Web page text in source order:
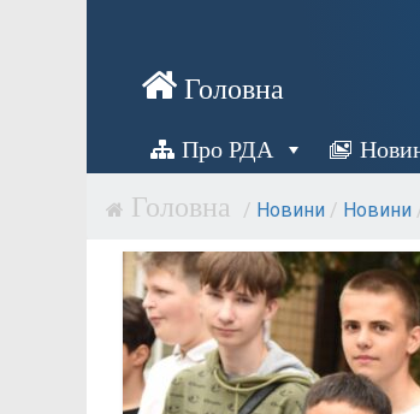
Про РДА
/ Новини / Новини